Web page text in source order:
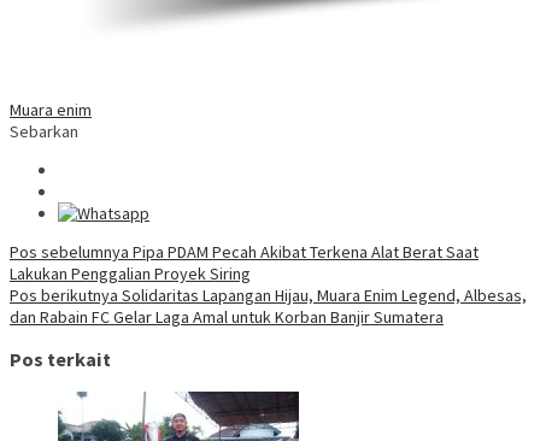
Muara enim
Sebarkan
Navigasi
pos
Pos sebelumnya Pipa PDAM Pecah Akibat Terkena Alat Berat Saat
Lakukan Penggalian Proyek Siring
Pos berikutnya Solidaritas Lapangan Hijau, Muara Enim Legend, Albesas,
dan Rabain FC Gelar Laga Amal untuk Korban Banjir Sumatera
Pos terkait